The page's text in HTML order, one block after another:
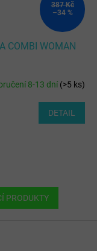
387 Kč
–34 %
COMBI WOMAN
8-13 dní(>5 ks)
DETAIL
PRODUKTY